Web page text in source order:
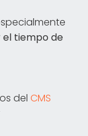
el tiempo de
del CMS